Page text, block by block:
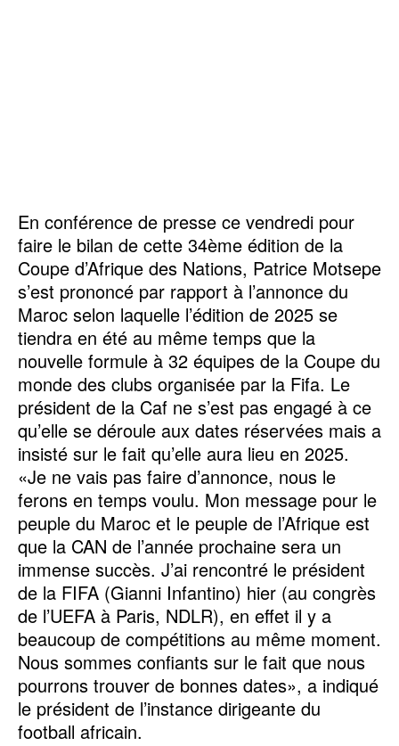
En conférence de presse ce vendredi pour
faire le bilan de cette 34ème édition de la
Coupe d’Afrique des Nations, Patrice Motsepe
s’est prononcé par rapport à l’annonce du
Maroc selon laquelle l’édition de 2025 se
tiendra en été au même temps que la
nouvelle formule à 32 équipes de la Coupe du
monde des clubs organisée par la Fifa. Le
président de la Caf ne s’est pas engagé à ce
qu’elle se déroule aux dates réservées mais a
insisté sur le fait qu’elle aura lieu en 2025.
«Je ne vais pas faire d’annonce, nous le
ferons en temps voulu. Mon message pour le
peuple du Maroc et le peuple de l’Afrique est
que la CAN de l’année prochaine sera un
immense succès. J’ai rencontré le président
de la FIFA (Gianni Infantino) hier (au congrès
de l’UEFA à Paris, NDLR), en effet il y a
beaucoup de compétitions au même moment.
Nous sommes confiants sur le fait que nous
pourrons trouver de bonnes dates», a indiqué
le président de l’instance dirigeante du
football africain.